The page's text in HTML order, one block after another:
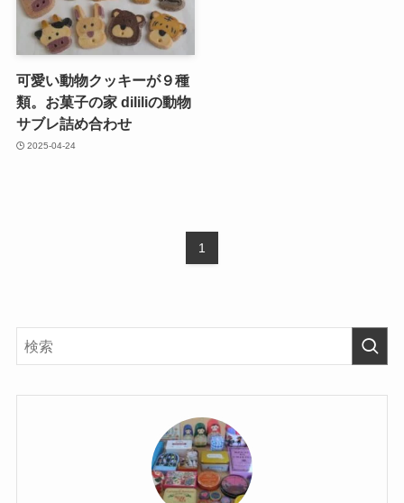
可愛い動物クッキーが９種
類。お菓子の家 dililiの動物
サブレ詰め合わせ
2025-04-24
1